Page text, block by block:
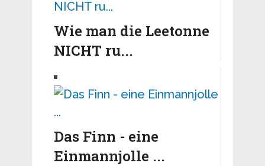
Wie man die Leetonne
NICHT ru...
Das Finn - eine
Einmannjolle ...